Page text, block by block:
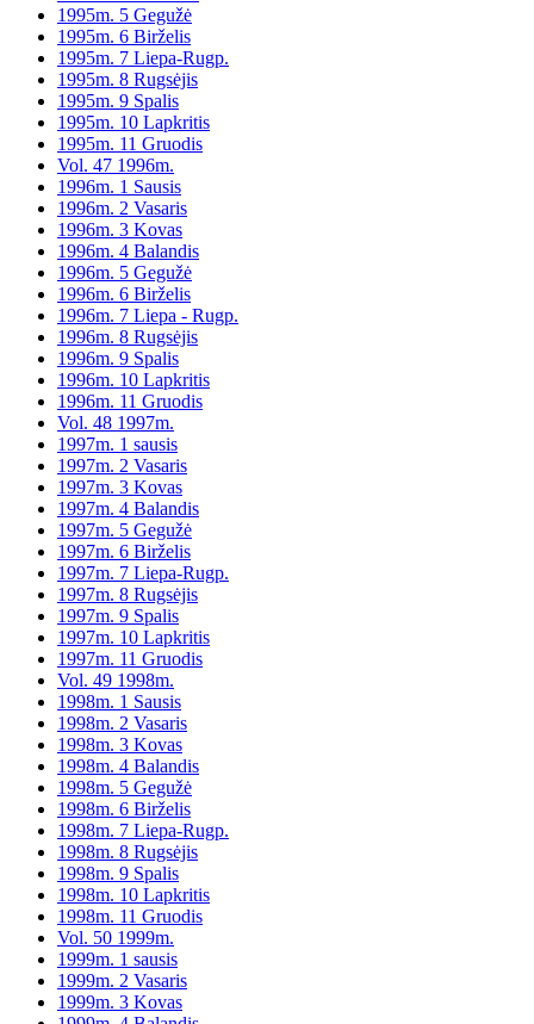
1995m. 5 Gegužė
1995m. 6 Birželis
1995m. 7 Liepa-Rugp.
1995m. 8 Rugsėjis
1995m. 9 Spalis
1995m. 10 Lapkritis
1995m. 11 Gruodis
Vol. 47 1996m.
1996m. 1 Sausis
1996m. 2 Vasaris
1996m. 3 Kovas
1996m. 4 Balandis
1996m. 5 Gegužė
1996m. 6 Birželis
1996m. 7 Liepa - Rugp.
1996m. 8 Rugsėjis
1996m. 9 Spalis
1996m. 10 Lapkritis
1996m. 11 Gruodis
Vol. 48 1997m.
1997m. 1 sausis
1997m. 2 Vasaris
1997m. 3 Kovas
1997m. 4 Balandis
1997m. 5 Gegužė
1997m. 6 Birželis
1997m. 7 Liepa-Rugp.
1997m. 8 Rugsėjis
1997m. 9 Spalis
1997m. 10 Lapkritis
1997m. 11 Gruodis
Vol. 49 1998m.
1998m. 1 Sausis
1998m. 2 Vasaris
1998m. 3 Kovas
1998m. 4 Balandis
1998m. 5 Gegužė
1998m. 6 Birželis
1998m. 7 Liepa-Rugp.
1998m. 8 Rugsėjis
1998m. 9 Spalis
1998m. 10 Lapkritis
1998m. 11 Gruodis
Vol. 50 1999m.
1999m. 1 sausis
1999m. 2 Vasaris
1999m. 3 Kovas